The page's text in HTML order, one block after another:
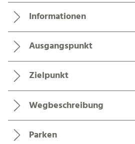
Informationen
Ausgangspunkt
Zielpunkt
Wegbeschreibung
Parken